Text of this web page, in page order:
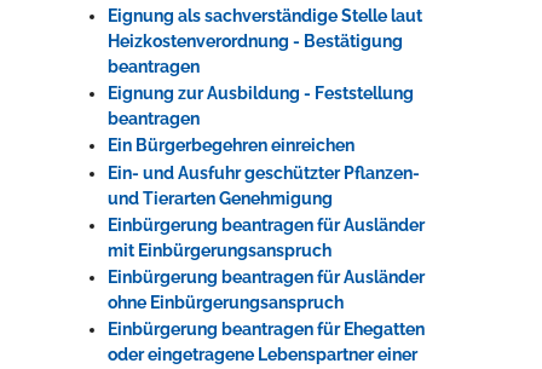
Eignung als sachverständige Stelle laut
Heizkostenverordnung - Bestätigung
beantragen
Eignung zur Ausbildung - Feststellung
beantragen
Ein Bürgerbegehren einreichen
Ein- und Ausfuhr geschützter Pflanzen-
und Tierarten Genehmigung
Einbürgerung beantragen für Ausländer
mit Einbürgerungsanspruch
Einbürgerung beantragen für Ausländer
ohne Einbürgerungsanspruch
Einbürgerung beantragen für Ehegatten
oder eingetragene Lebenspartner einer